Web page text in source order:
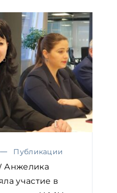
Публикации
Анжелика
участие в